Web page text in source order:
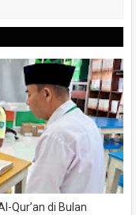
Qur’an di Bulan